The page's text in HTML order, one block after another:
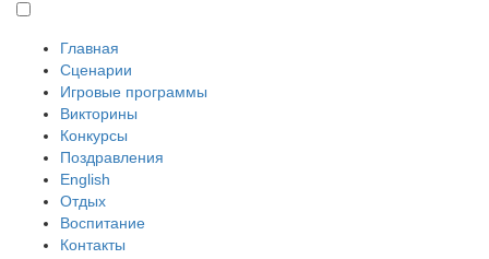
Главная
Сценарии
Игровые программы
Викторины
Конкурсы
Поздравления
English
Отдых
Воспитание
Контакты